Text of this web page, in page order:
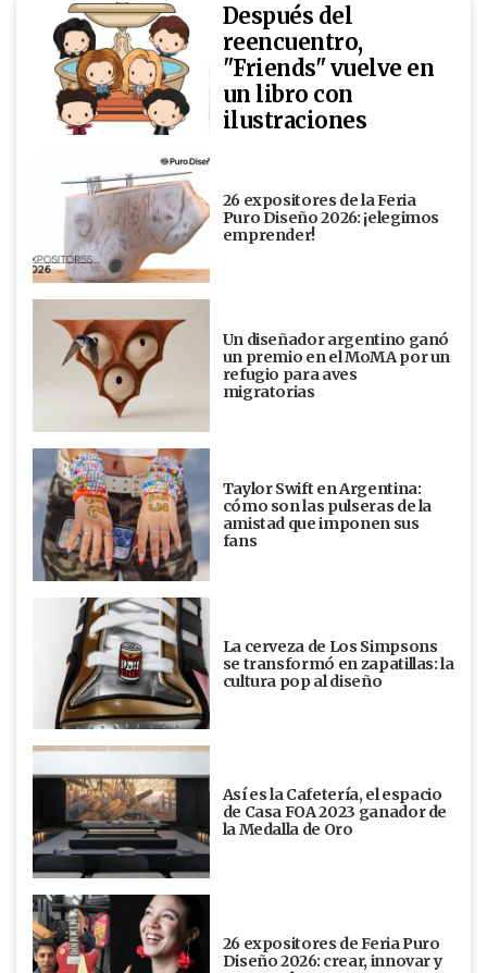
Después del
reencuentro,
"Friends" vuelve en
un libro con
ilustraciones
26 expositores de la Feria
Puro Diseño 2026: ¡elegimos
emprender!
Un diseñador argentino ganó
un premio en el MoMA por un
refugio para aves
migratorias
Taylor Swift en Argentina:
cómo son las pulseras de la
amistad que imponen sus
fans
La cerveza de Los Simpsons
se transformó en zapatillas: la
cultura pop al diseño
Así es la Cafetería, el espacio
de Casa FOA 2023 ganador de
la Medalla de Oro
26 expositores de Feria Puro
Diseño 2026: crear, innovar y